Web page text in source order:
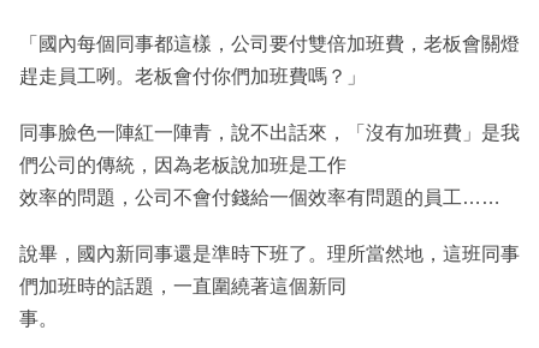
「國內每個同事都這樣，公司要付雙倍加班費，老板會關燈
趕走員工咧。老板會付你們加班費嗎？」
同事臉色一陣紅一陣青，說不出話來，「沒有加班費」是我
們公司的傳統，因為老板說加班是工作
效率的問題，公司不會付錢給一個效率有問題的員工……
說畢，國內新同事還是準時下班了。理所當然地，這班同事
們加班時的話題，一直圍繞著這個新同
事。